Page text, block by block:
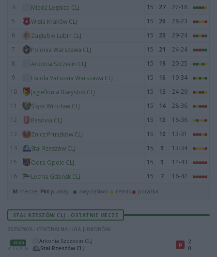
4 Miedź Legnica CLJ 15 27
27-18
5
Wisła Kraków CLJ 15 26
28-23
6
Zagłębie Lubin CLJ 15 23
29-24
7
Polonia Warszawa CLJ 15 21
24-24
8
Arkonia Szczecin CLJ 15 19
20-25
9
Escola Varsovia Warszawa CLJ 15 16
19-34
10
Jagiellonia Białystok CLJ 15 15
24-29
11
Śląsk Wrocław CLJ 15 14
28-36
12
Resovia CLJ 15 13
16-36
13
Znicz Pruszków CLJ 15 10
13-31
14
Stal Rzeszów CLJ 15 9
13-34
15
Odra Opole CLJ 15 9
14-43
16
Lechia Gdańsk CLJ 15 7 16-42
M mecze, Pkt punkty · zwycięstwo remis porażka
STAL RZESZÓW CLJ - OSTATNIE MECZE
2025/2026 · CENTRALNA LIGA JUNIORÓW
15:00
31.05.2026
Arkonia Szczecin CLJ
Stal Rzeszów CLJ
P
2
0